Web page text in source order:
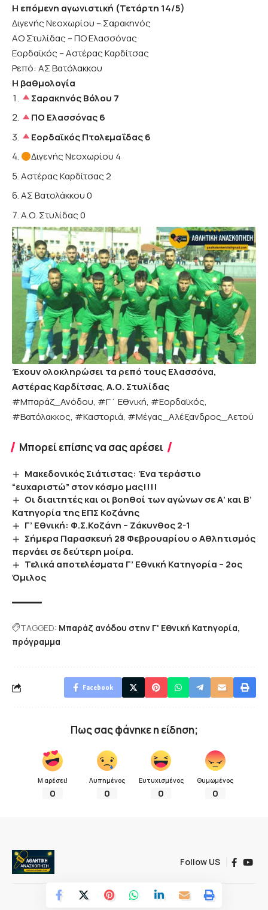
Η επόμενη αγωνιστική (Τετάρτη 14/5)
Διγενής Νεοχωρίου – Σαρακηνός​
ΑΟ Στυλίδας – ΠΟ Ελασσόνας​
Εορδαϊκός – Αστέρας Καρδίτσας​
Ρεπό: ΑΣ Βατόλακκου​
Η βαθμολογία
Σαρακηνός Βόλου 7
ΠΟ Ελασσόνας 6
Εορδαϊκός Πτολεμαΐδας 6
Διγενής Νεοχωρίου 4
Αστέρας Καρδίτσας 2
ΑΣ Βατολάκκου 0
Α.Ο. Στυλίδας 0
Έχουν ολοκληρώσει τα ρεπό τους Ελασσόνα,
Αστέρας Καρδίτσας, Α.Ο. Στυλίδας
#Μπαράζ_Ανόδου, #Γ΄ Εθνική, #Εορδαϊκός,
#Βατόλακκος, #Καστοριά, #Μέγας_Αλέξανδρος_Αετού
Μπορεί επίσης να σας αρέσει
Μακεδονικός Σιάτιστας: Ένα τεράστιο
“ευχαριστώ” στον κόσμο μας!!!!
Οι διαιτητές και οι βοηθοί των αγώνων σε Α’ και Β’
Κατηγορία της ΕΠΣ Κοζάνης
Γ’ Εθνική: Φ.Σ.Κοζάνη – Ζάκυνθος 2-1
Σήμερα Παρασκευή 28 Φεβρουαρίου ο Aθλητισμός
περνάει σε δεύτερη μοίρα.
Τελικά αποτελέσματα Γ’ Εθνική Κατηγορία – 2ος
Όμιλος
TAGGED: Μπαράζ ανόδου στην Γ' Εθνική Κατηγορία
πρόγραμμα
Facebook
Πως σας φάνηκε η είδηση;
Μ αρέσει!
0
Λυπημένος
0
Ευτυχισμένος
0
Θυμωμένος
0
Follow US
© 2022 Αθλητική ανασκόπηση